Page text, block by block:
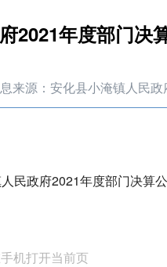
2021年度部门决
来源：安化县小淹镇人民政
民政府2021年度部门决算
机打开当前页